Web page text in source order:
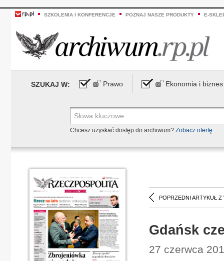
SZKOLENIA I KONFERENCJE POZNAJ NASZE PRODUKTY E-
SZUKAJ W: Prawo Ekonomia i biznes
Chcesz uzyskać dostęp do archiwum? Zobacz ofertę
POPRZEDNI ARTYKUŁ Z
Gdańsk
27 czerwca